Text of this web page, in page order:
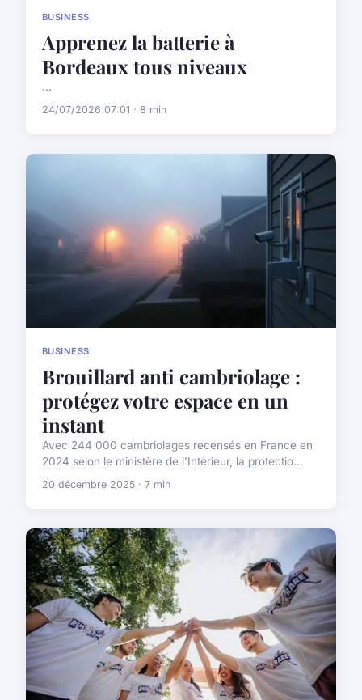
BUSINESS
Apprenez la batterie à
Bordeaux tous niveaux
...
24/07/2026 07:01 · 8 min
BUSINESS
Brouillard anti cambriolage :
protégez votre espace en un
instant
Avec 244 000 cambriolages recensés en France en
2024 selon le ministère de l'Intérieur, la protectio...
20 décembre 2025 · 7 min